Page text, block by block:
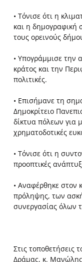
• Τόνισε ότι η
και η δημογραφική
τους ορεινούς
• Υπογράμμισε την
κράτος και την
πολιτικές.
• Επισήμανε τη
Δημοκρίτειο
δίκτυα πόλεων για
χρηματοδοτικές
• Τόνισε ότι η
προοπτικές
• Αναφέρθηκε στον
πρόληψης, των
συνεργασίας όλων
Στις τοποθετήσεις
Δράμας, κ.